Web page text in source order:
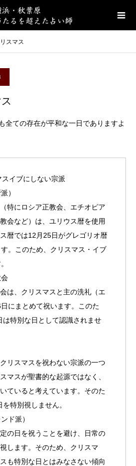
スマス
全ての存在が平和な一日でありますよ
イブにしない宗派
）
特にロシア正教会、エチオピア
会など）は、ユリウス暦を使用
暦では12月25日がグレゴリオ暦
。このため、クリスマス・イブ
は、クリスマスと主の洗礼（エ
にまとめて祝います。このた
特別な日として認識されませ
リスマスを祝わない宗派の一つ
マスが聖書的な起源ではなく、
ていると考えています。そのた
特別視しません。
ド派）
の日を祝うことを避け、日常の
します。そのため、クリスマ
も特別な日とはみなさない傾向